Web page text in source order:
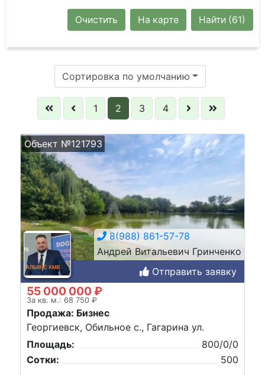
Найти (61)
На карте
Очистить
Сортировка по умолчанию
1 2 3 4
Объект №121793
8(988) 861-57-78
Андрей Витальевич Гринченко
Отправить заявку
55 000 000 ₽
За кв. м.: 68 750 ₽
Продажа: Бизнес
Георгиевск, Обильное с., Гагарина ул.
Площадь:
800/0/0
Сотки:
500